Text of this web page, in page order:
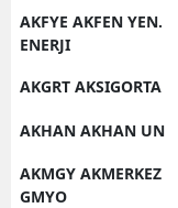
AKFYE AKFEN YEN.
ENERJI
AKGRT AKSIGORTA
AKHAN AKHAN UN
AKMGY AKMERKEZ
GMYO